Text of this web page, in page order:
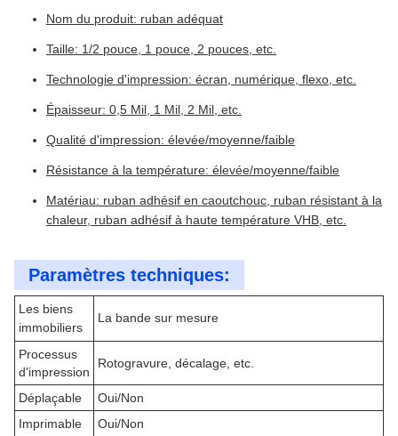
Nom du produit: ruban adéquat
Taille: 1/2 pouce, 1 pouce, 2 pouces, etc.
Technologie d'impression: écran, numérique, flexo, etc.
Épaisseur: 0,5 Mil, 1 Mil, 2 Mil, etc.
Qualité d'impression: élevée/moyenne/faible
Résistance à la température: élevée/moyenne/faible
Matériau: ruban adhésif en caoutchouc, ruban résistant à la
chaleur, ruban adhésif à haute température VHB, etc.
Paramètres techniques:
Les biens
immobiliers
La bande sur mesure
Processus
d'impression
Rotogravure, décalage, etc.
Déplaçable
Oui/Non
Imprimable
Oui/Non